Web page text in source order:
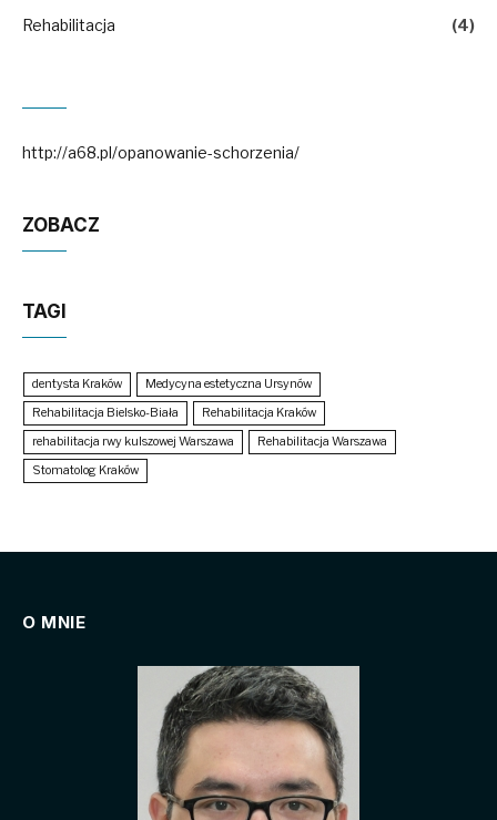
Rehabilitacja
(4)
http://a68.pl/opanowanie-schorzenia/
ZOBACZ
TAGI
dentysta Kraków
Medycyna estetyczna Ursynów
Rehabilitacja Bielsko-Biała
Rehabilitacja Kraków
rehabilitacja rwy kulszowej Warszawa
Rehabilitacja Warszawa
Stomatolog Kraków
O MNIE